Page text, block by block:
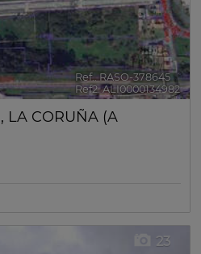
Ref.. RASO-378645 🔗
Ref2. ALI0000134982
, LA CORUÑA (A
23